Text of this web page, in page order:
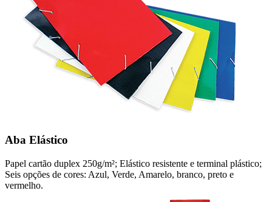
Aba Elástico
Papel cartão duplex 250g/m²; Elástico resistente e terminal plástico;
Seis opções de cores: Azul, Verde, Amarelo, branco, preto e
vermelho.